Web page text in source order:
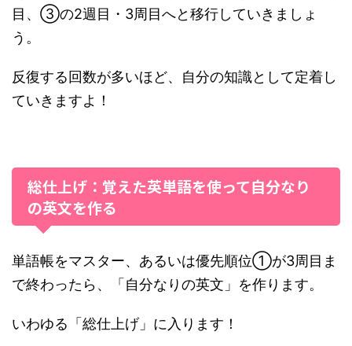
目、③の2週目・3周目へと移行していきましょ
う。
反復する回数が多いほど、自分の知識として定着し
ていきますよ！
総仕上げ：覚えた英単語を使って自分なり
の英文を作る
単語帳をマスター、あるいは優先順位①が3周目ま
で終わったら、「自分なりの英文」を作ります。
いわゆる「総仕上げ」に入ります！